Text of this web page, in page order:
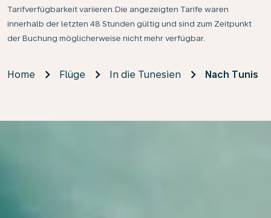
Tarifverfügbarkeit variieren.Die angezeigten Tarife waren
innerhalb der letzten 48 Stunden gültig und sind zum Zeitpunkt
der Buchung möglicherweise nicht mehr verfügbar.
Home Flüge In die Tunesien Nach Tunis